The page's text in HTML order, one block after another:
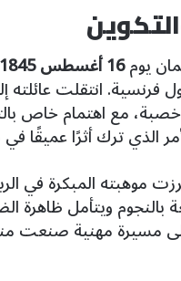
يوم16 أغسطس 1845
فرنسية. انتقلت
خصبة، مع اهتمام خاص
الذي ترك أثرًا
موهبته المبكرة في
بالنجوم ويتأمل ظاهرة
مسيرة مهنية صنعت